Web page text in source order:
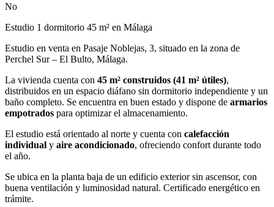
No
Estudio 1 dormitorio 45 m² en Málaga
Estudio en venta en Pasaje Noblejas, 3, situado en la zona de
Perchel Sur – El Bulto, Málaga.
La vivienda cuenta con 45 m² construidos (41 m² útiles),
distribuidos en un espacio diáfano sin dormitorio independiente y un
baño completo. Se encuentra en buen estado y dispone de armarios
empotrados para optimizar el almacenamiento.
El estudio está orientado al norte y cuenta con calefacción
individual y aire acondicionado, ofreciendo confort durante todo
el año.
Se ubica en la planta baja de un edificio exterior sin ascensor, con
buena ventilación y luminosidad natural. Certificado energético en
trámite.